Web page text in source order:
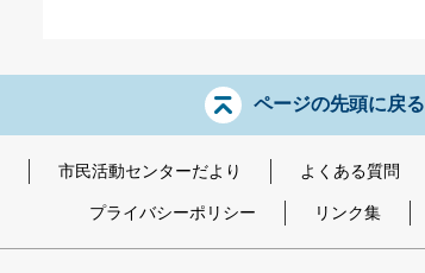
ページの先頭に戻る
市民活動センターだより よくある質問
プライバシーポリシー リンク集